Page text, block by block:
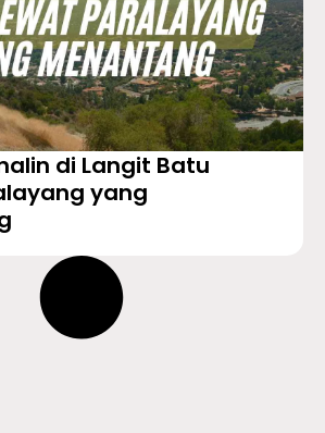
di Langit Batu
yang